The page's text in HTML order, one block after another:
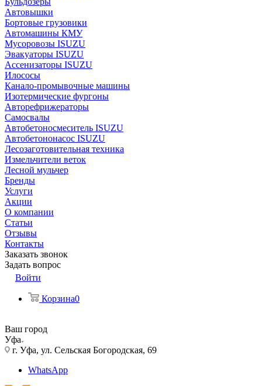
Автовышки
Бортовые грузовики
Автомашины КМУ
Мусоровозы ISUZU
Эвакуаторы ISUZU
Ассенизаторы ISUZU
Илососы
Канало-промывочные машины
Изотермические фургоны
Авторефрижераторы
Самосвалы
Автобетоносмеситель ISUZU
Автобетононасос ISUZU
Лесозаготовительная техника
Измельчители веток
Лесной мульчер
Бренды
Услуги
Акции
О компании
Статьи
Отзывы
Контакты
Заказать звонок
Задать вопрос
Войти
Корзина0
Ваш город
Уфа
г. Уфа, ул. Сельская Богородская, 69
WhatsApp